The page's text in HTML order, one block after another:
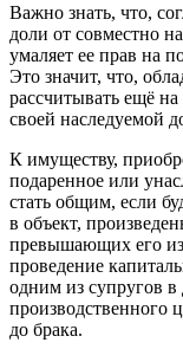
Важно знать, что,
доли от совместно
умаляет ее прав на
Это значит, что,
рассчитывать ещё на
своей наследуемой
К имуществу,
подаренное или
стать общим, если
в объект,
превышающих его
проведение
одним из супругов в
производственного
до брака.